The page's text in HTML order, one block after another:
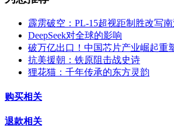
霹雳破空：PL-15超视距制胜改写
DeepSeek对全球的影响
破万亿出口！中国芯片产业崛起重
抗美援朝：铁原阻击战史诗
狸花猫：千年传承的东方灵韵
购买相关
退款相关